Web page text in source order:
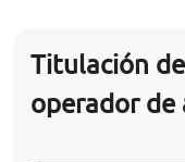
Titulación
operador de